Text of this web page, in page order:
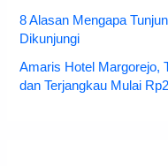
8 Alasan Mengapa
Dikunjungi
Amaris Hotel Margorejo,
dan Terjangkau Mulai